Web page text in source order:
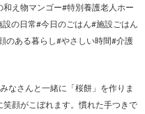
え物マンゴー#特別養護老人ホー
の日常#今日のごはん#施設ごはん
のある暮らし#やさしい時間#介護
なさんと一緒に「桜餅」を作りま
顔がこぼれます。慣れた手つきで